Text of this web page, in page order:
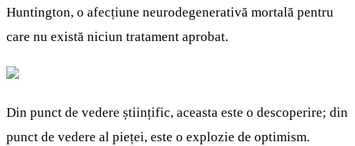
Huntington, o afecțiune neurodegenerativă mortală pentru
care nu există niciun tratament aprobat.
Din punct de vedere științific, aceasta este o descoperire; din
punct de vedere al pieței, este o explozie de optimism.